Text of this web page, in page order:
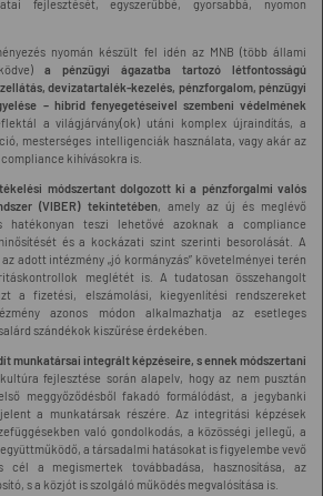
fejlesztését, egyszerűbbé, gyorsabbá, nyomon
nyomán készült fel idén az MNB (több állami
a pénzügyi ágazatba tartozó létfontosságú
devizatartalék-kezelés, pénzforgalom, pénzügyi
– hibrid fenyegetéseivel szembeni védelmének
a világjárvány(ok) utáni komplex újraindítás, a
mesterséges intelligenciák használata, vagy akár az
kihívásokra is.
módszertant dolgozott ki a pénzforgalmi valós
(VIBER) tekintetében, amely az új és meglévő
hatékonyan teszi lehetővé azoknak a compliance
és a kockázati szint szerinti besorolását. A
adott intézmény „jó kormányzás” követelményei terén
meglétét is. A tudatosan összehangolt
a fizetési, elszámolási, kiegyenlítési rendszereket
azonos módon alkalmazhatja az esetleges
szándékok kiszűrése érdekében.
munkatársai integrált képzéseire, s ennek módszertani
fejlesztése során alapelv, hogy az nem pusztán
meggyőződésből fakadó formálódást, a jegybanki
a munkatársak részére. Az integritási képzések
való gondolkodás, a közösségi jellegű, a
a társadalmi hatásokat is figyelembe vevő
cél a megismertek továbbadása, hasznosítása, az
s a közjót is szolgáló működés megvalósítása is.